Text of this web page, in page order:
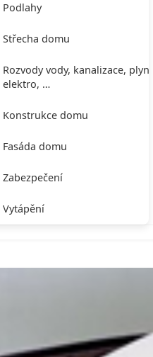
Podlahy
Střecha domu
Rozvody vody, kanalizace, plynu,
elektro, …
Konstrukce domu
Fasáda domu
Zabezpečení
Vytápění